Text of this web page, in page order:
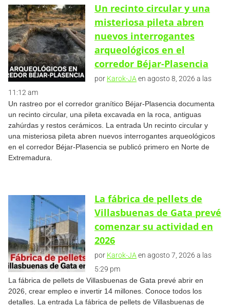
Un recinto circular y una
misteriosa pileta abren
nuevos interrogantes
arqueológicos en el
corredor Béjar-Plasencia
por Karok-JA en agosto 8, 2026 a las
11:12 am
Un rastreo por el corredor granítico Béjar-Plasencia documenta
un recinto circular, una pileta excavada en la roca, antiguas
zahúrdas y restos cerámicos. La entrada Un recinto circular y
una misteriosa pileta abren nuevos interrogantes arqueológicos
en el corredor Béjar-Plasencia se publicó primero en Norte de
Extremadura.
La fábrica de pellets de
Villasbuenas de Gata prevé
comenzar su actividad en
2026
por Karok-JA en agosto 7, 2026 a las
5:29 pm
La fábrica de pellets de Villasbuenas de Gata prevé abrir en
2026, crear empleo e invertir 14 millones. Conoce todos los
detalles. La entrada La fábrica de pellets de Villasbuenas de